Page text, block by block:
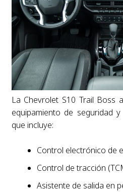
La Chevrolet S10 Trail Boss
equipamiento de seguridad
que incluye:
Control electrónico de
Control de tracción
Asistente de salida en